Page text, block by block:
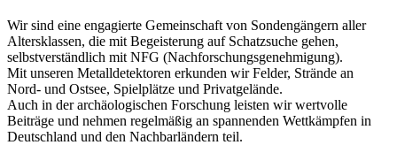
Wir sind eine engagierte Gemeinschaft von Sondengängern aller
Altersklassen, die mit Begeisterung auf Schatzsuche gehen,
selbstverständlich mit NFG (Nachforschungsgenehmigung).
Mit unseren Metalldetektoren erkunden wir Felder, Strände an
Nord- und Ostsee, Spielplätze und Privatgelände.
Auch in der archäologischen Forschung leisten wir wertvolle
Beiträge und nehmen regelmäßig an spannenden Wettkämpfen in
Deutschland und den Nachbarländern teil.